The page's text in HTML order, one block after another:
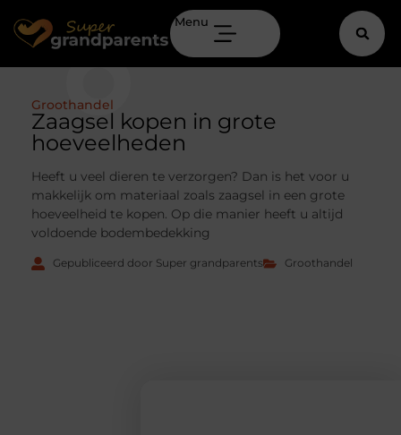
Menu
Groothandel
Zaagsel kopen in grote
hoeveelheden
Heeft u veel dieren te verzorgen? Dan is het voor u
makkelijk om materiaal zoals zaagsel in een grote
hoeveelheid te kopen. Op die manier heeft u altijd
voldoende bodembedekking
Gepubliceerd door Super grandparents Groothandel